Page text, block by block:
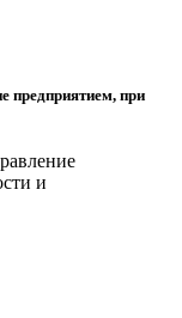
предприятием, при
и